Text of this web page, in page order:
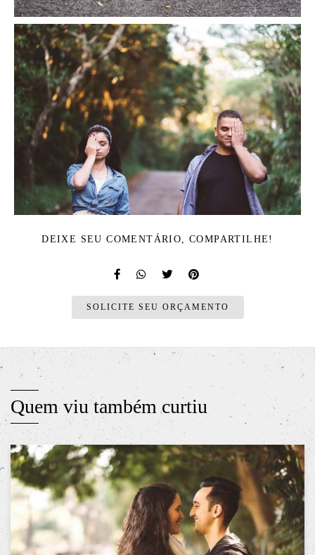
DEIXE SEU COMENTÁRIO, COMPARTILHE!
SOLICITE SEU ORÇAMENTO
Quem viu também curtiu